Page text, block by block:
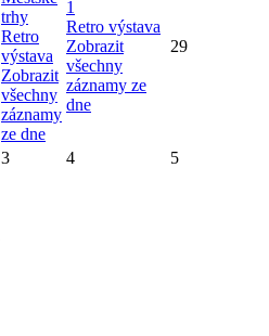
trhy
Retro
výstava
Zobrazit
všechny
záznamy
ze dne
1
Retro výstava
Zobrazit
všechny
záznamy ze
dne
29
3 4 5